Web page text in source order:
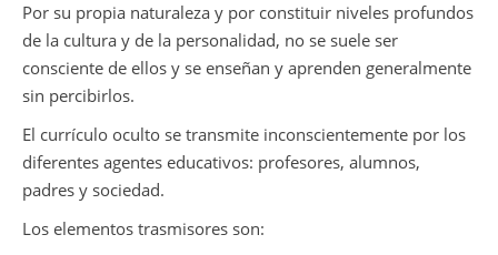
Por su propia naturaleza y por constituir niveles profundos
de la cultura y de la personalidad, no se suele ser
consciente de ellos y se enseñan y aprenden generalmente
sin percibirlos.
El currículo oculto se transmite inconscientemente por los
diferentes agentes educativos: profesores, alumnos,
padres y sociedad.
Los elementos trasmisores son: